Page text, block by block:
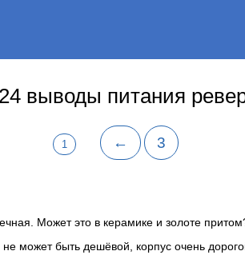
выводы питания
1 ← 3
Может это в керамике и золоте
может быть дешёвой, корпус очень